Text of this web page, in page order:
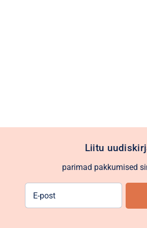
Liitu
parimad pakkumised